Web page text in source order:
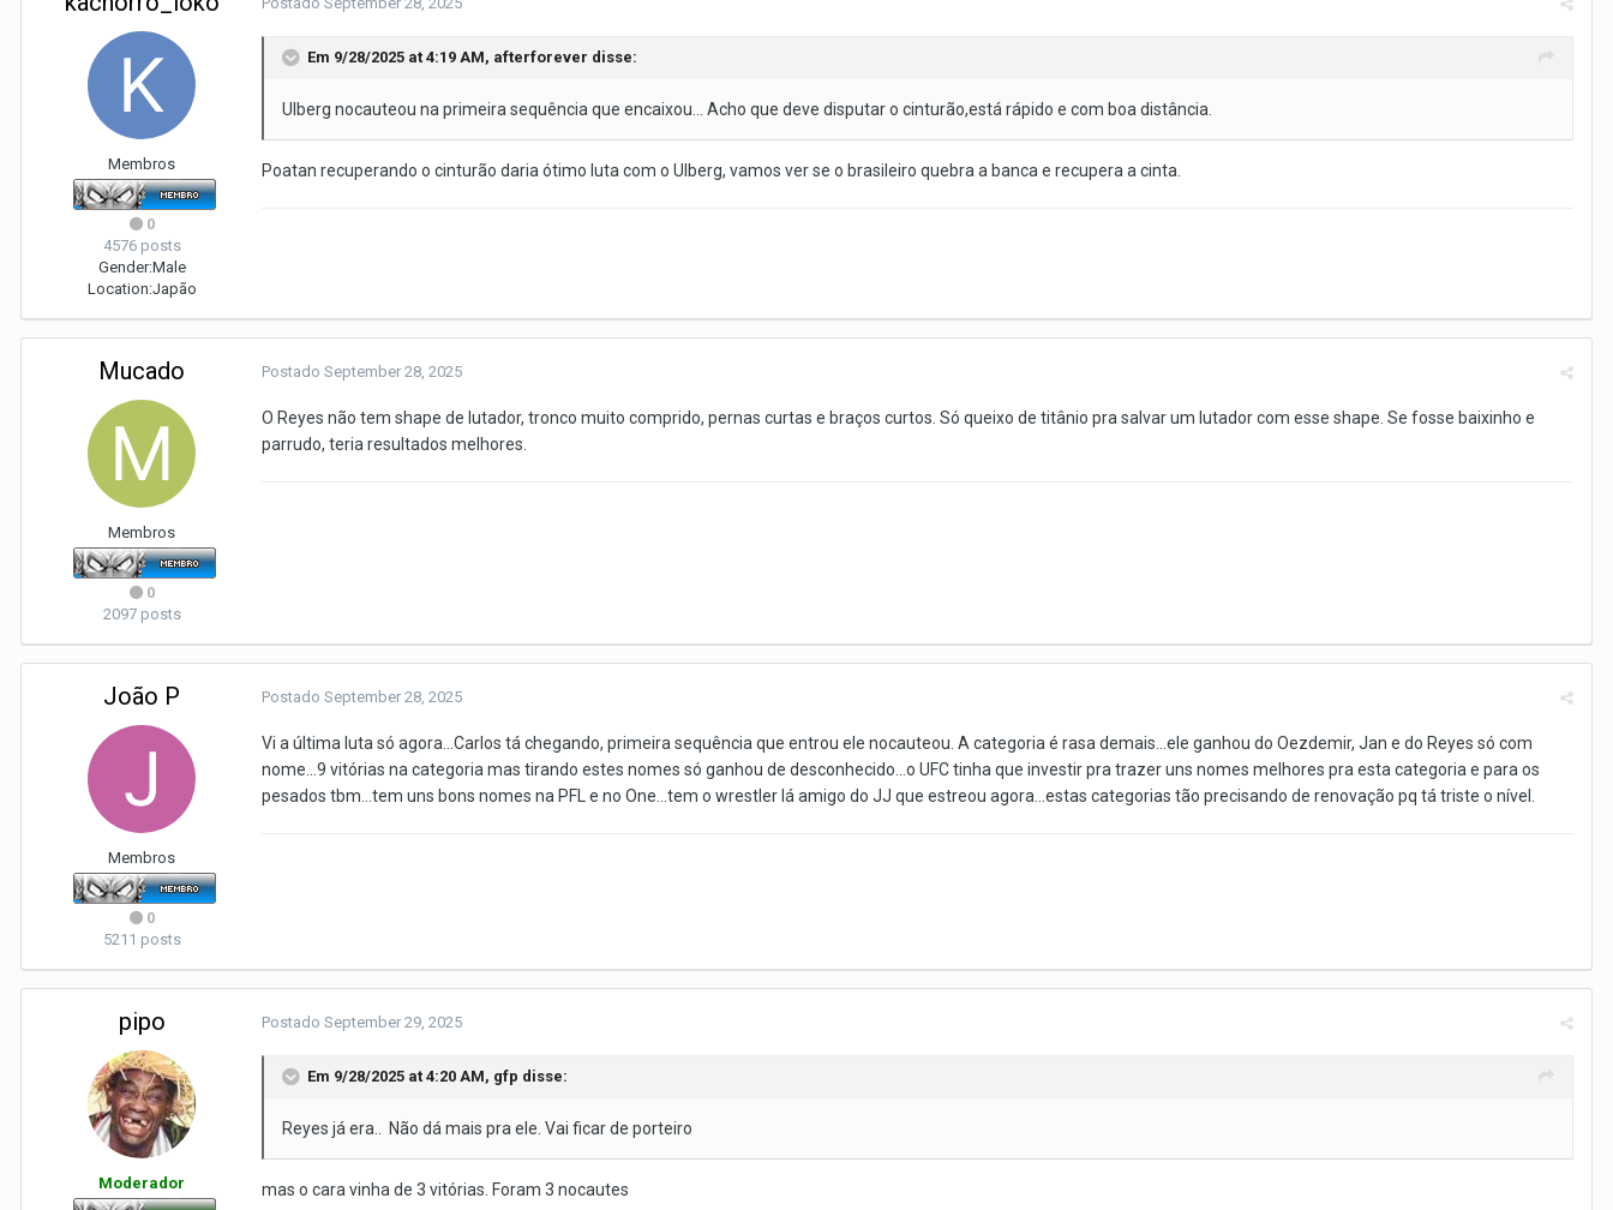
Membros
0
4576 posts
Gender:Male
Location:Japão
Em 9/28/2025 at 4:19 AM, afterforever disse:
Ulberg nocauteou na primeira sequência que encaixou... Acho que deve disputar o cinturão,está rápido e com boa distância.
Poatan recuperando o cinturão daria ótimo luta com o Ulberg, vamos ver se o brasileiro quebra a banca e recupera a cinta.
Mucado
Membros
0
2097 posts
Postado September 28, 2025
O Reyes não tem shape de lutador, tronco muito comprido, pernas curtas e braços curtos. Só queixo de titânio pra salvar um lutador com esse shape. Se fosse baixinho e
parrudo, teria resultados melhores.
João P
Membros
0
5211 posts
Postado September 28, 2025
Vi a última luta só agora...Carlos tá chegando, primeira sequência que entrou ele nocauteou. A categoria é rasa demais...ele ganhou do Oezdemir, Jan e do Reyes só com
nome...9 vitórias na categoria mas tirando estes nomes só ganhou de desconhecido...o UFC tinha que investir pra trazer uns nomes melhores pra esta categoria e para os
pesados tbm...tem uns bons nomes na PFL e no One...tem o wrestler lá amigo do JJ que estreou agora...estas categorias tão precisando de renovação pq tá triste o nível.
pipo
Moderador
Postado September 29, 2025
Em 9/28/2025 at 4:20 AM, gfp disse:
Reyes já era.. Não dá mais pra ele. Vai ficar de porteiro
mas o cara vinha de 3 vitórias. Foram 3 nocautes